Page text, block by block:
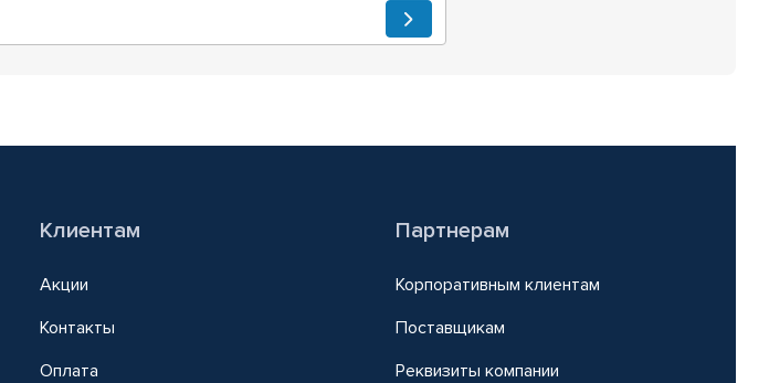
Клиентам
Акции
Контакты
Оплата
Партнерам
Корпоративным клиентам
Поставщикам
Реквизиты компании